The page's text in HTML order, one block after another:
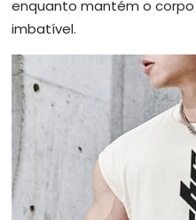
enquanto mantém o
imbatível.